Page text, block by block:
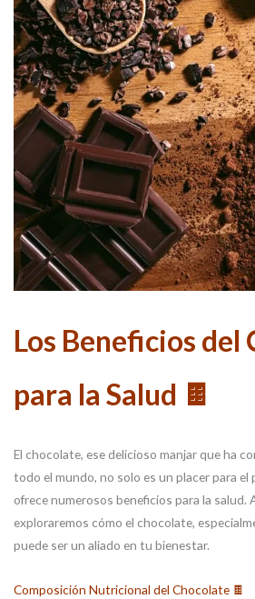
Los Beneficios del
para la Salud 🍫
El chocolate, ese delicioso manjar que ha
todo el mundo, no solo es un placer para el
ofrece numerosos beneficios para la salud.
exploraremos cómo el chocolate,
puede ser un aliado en tu bienestar.
Composición Nutricional del Chocolate 🍫